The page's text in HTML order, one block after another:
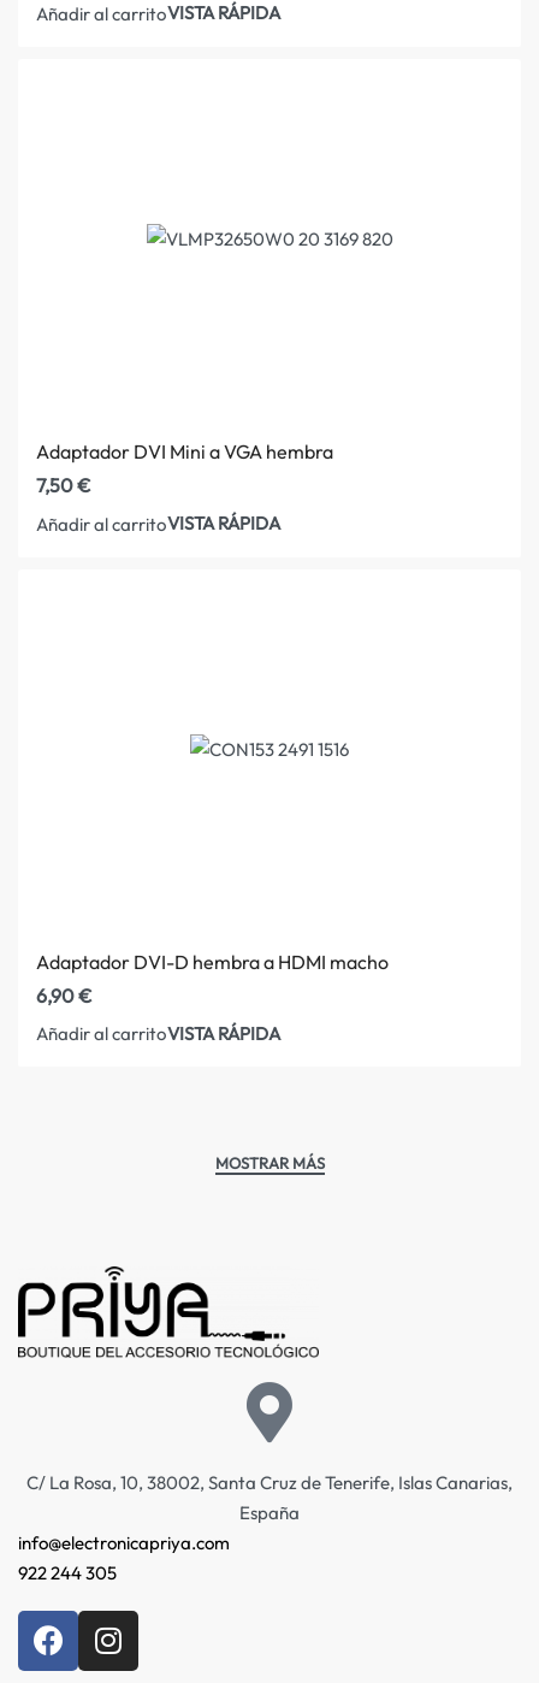
Añadir al carritoVISTA RÁPIDA
Adaptador DVI Mini a VGA hembra
7,50€
Añadir al carritoVISTA RÁPIDA
Adaptador DVI-D hembra a HDMI macho
6,90€
Añadir al carritoVISTA RÁPIDA
C/ La Rosa, 10, 38002, Santa Cruz de Tenerife, Islas Canarias,
España
info@electronicapriya.com
922 244 305